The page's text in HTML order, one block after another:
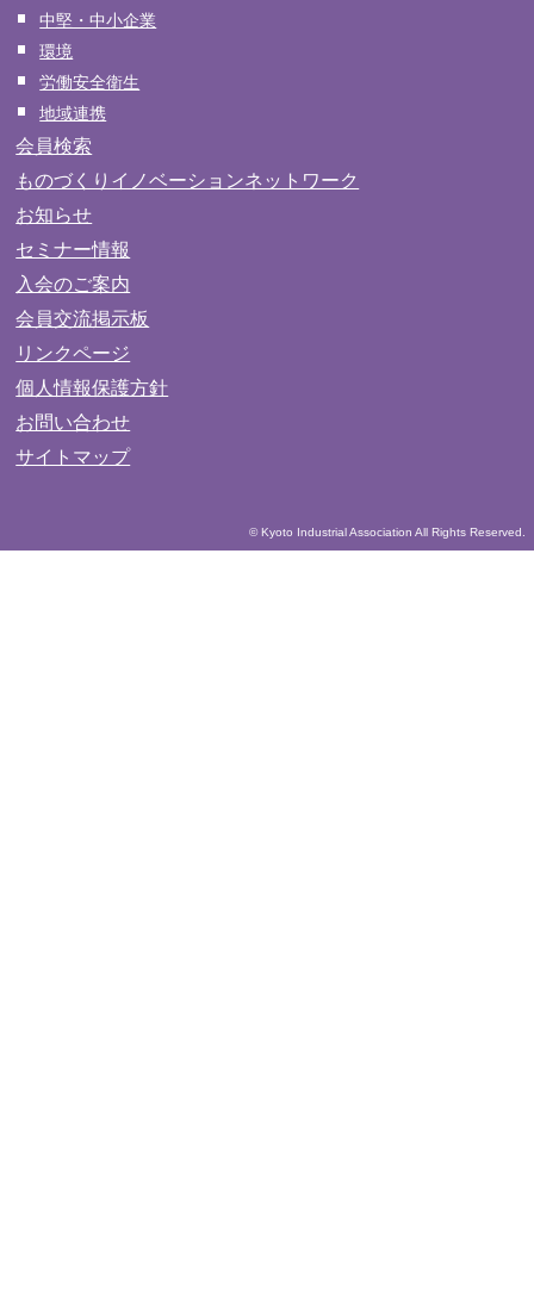
中堅・中小企業
環境
労働安全衛生
地域連携
会員検索
ものづくりイノベーションネットワーク
お知らせ
セミナー情報
入会のご案内
会員交流掲示板
リンクページ
個人情報保護方針
お問い合わせ
サイトマップ
© Kyoto Industrial Association All Rights Reserved.